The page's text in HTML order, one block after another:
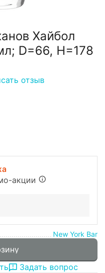
Хайбол
D=66, H=178
отзыв
акции
New York Bar
Задать вопрос